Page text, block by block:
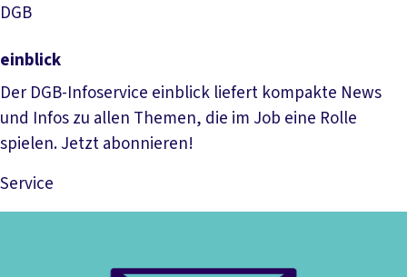
DGB
einblick
Der DGB-Infoservice einblick liefert kompakte News
und Infos zu allen Themen, die im Job eine Rolle
spielen. Jetzt abonnieren!
Service